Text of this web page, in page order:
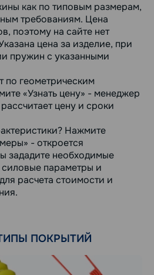
как по типовым размерам,
требованиям. Цена
поэтому на сайте нет
цена за изделие, при
пружин с указанными
по геометрическим
«Узнать цену» - менеджер
цену и сроки
Нажмите
- откроется
зададите необходимые
параметры и
расчета стоимости и
ПОКРЫТИЙ